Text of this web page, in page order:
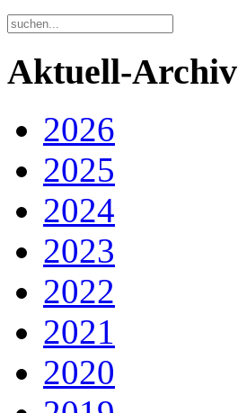
Aktuell-Archiv
2026
2025
2024
2023
2022
2021
2020